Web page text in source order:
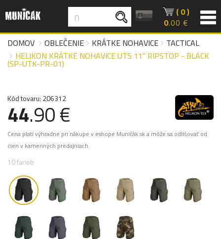
( 0 )
0.00 €
DOMOV
OBLEČENIE KRÁTKE NOHAVICE
TACTICAL
HELIKON KRÁTKE NOHAVICE UTS 11" RIPSTOP - BLACK
(SP-UTK-PR-01)
Kód tovaru: 206312
44.90 €
Cena platí výhradne pri nákupe v eshope Muničák.sk a môže sa odlišovať od
cien v kamenných predajniach.
10 farieb